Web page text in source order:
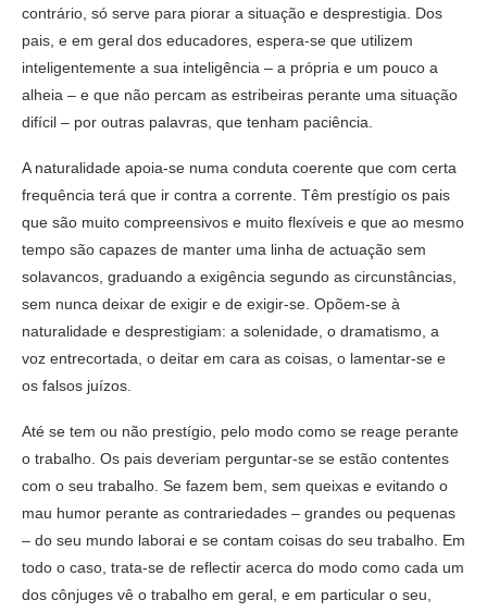
contrário, só serve para piorar a situação e desprestigia. Dos
pais, e em geral dos educadores, espera-se que utilizem
inteligentemente a sua inteligência – a própria e um pouco a
alheia – e que não percam as estribeiras perante uma situação
difícil – por outras palavras, que tenham paciência.
A naturalidade apoia-se numa conduta coerente que com certa
frequência terá que ir contra a corrente. Têm prestígio os pais
que são muito compreensivos e muito flexíveis e que ao mesmo
tempo são capazes de manter uma linha de actuação sem
solavancos, graduando a exigência segundo as circunstâncias,
sem nunca deixar de exigir e de exigir-se. Opõem-se à
naturalidade e desprestigiam: a solenidade, o dramatismo, a
voz entrecortada, o deitar em cara as coisas, o lamentar-se e
os falsos juízos.
Até se tem ou não prestígio, pelo modo como se reage perante
o trabalho. Os pais deveriam perguntar-se se estão contentes
com o seu trabalho. Se fazem bem, sem queixas e evitando o
mau humor perante as contrariedades – grandes ou pequenas
– do seu mundo laborai e se contam coisas do seu trabalho. Em
todo o caso, trata-se de reflectir acerca do modo como cada um
dos cônjuges vê o trabalho em geral, e em particular o seu,